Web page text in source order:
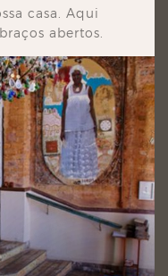
casa. Aqui
abertos.